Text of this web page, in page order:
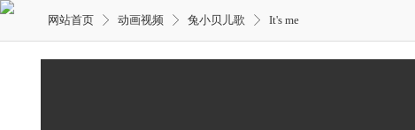
网站首页 动画视频 兔小贝儿歌 It's me